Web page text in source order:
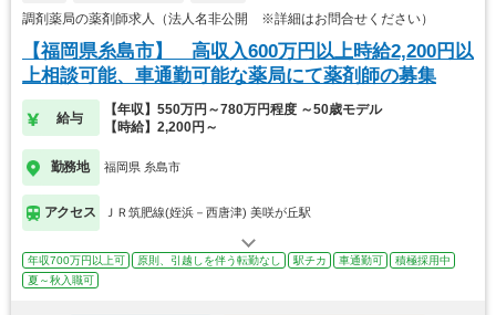
調剤薬局の薬剤師求人（法人名非公開 ※詳細はお問合せください）
【福岡県糸島市】 高収入600万円以上時給2,200円以
上相談可能、車通勤可能な薬局にて薬剤師の募集
給与
【年収】550万円～780万円程度 ～50歳モデル
【時給】2,200円～
勤務地 福岡県 糸島市
アクセス ＪＲ筑肥線(姪浜－西唐津) 美咲が丘駅
年収700万円以上可 原則、引越しを伴う転勤なし 駅チカ 車通勤可
積極採用中
夏～秋入職可